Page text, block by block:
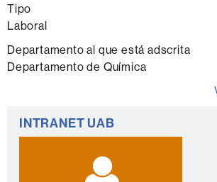
Tipo
Laboral
Departamento al que está adscrita
Departamento de Química
Información
complementaria
INTRANET UAB